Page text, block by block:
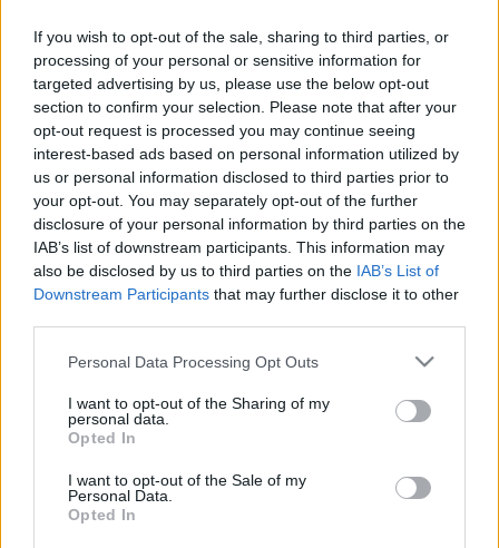
If you wish to opt-out of the sale, sharing to third parties, or
processing of your personal or sensitive information for
targeted advertising by us, please use the below opt-out
section to confirm your selection. Please note that after your
opt-out request is processed you may continue seeing
interest-based ads based on personal information utilized by
us or personal information disclosed to third parties prior to
your opt-out. You may separately opt-out of the further
disclosure of your personal information by third parties on the
IAB’s list of downstream participants. This information may
also be disclosed by us to third parties on the IAB’s List of
Downstream Participants that may further disclose it to other
Please note that this website/app uses one or more Google
not limited to your visit or usage behaviour. You may click to
grant or deny consent to Google and its third-party tags to
use your data for below specified purposes in below Google
consent section.
Personal Data Processing Opt Outs
I want to opt-out of the Sharing of my
personal data.
Opted In
I want to opt-out of the Sale of my
Personal Data.
Opted In
5-4 h.u.
5-1 6-1 elmaradt 3-2
Vienna (3.)–Graz (6.)
4-2
4-1 4-3 4-3 h.u. 03.08.
Villach (4.)–Linz (5.)
3-0
3-0 5-3 0-2 5-2
Elődöntők
Klagenfurt(1.)–Villach (4.)
2-5
5-2 2-1 4-0 6-4
Salzburg (2.)–Vienna (3.)
6-2
5-6 h.u. 2-1 1-9 6-4
Döntő
6-5
3-6 2-5 2-1 h.u. 04.10.